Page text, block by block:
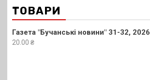
ТОВАРИ
Газета "Бучанські новини" 31-32, 2026
20.00 ₴